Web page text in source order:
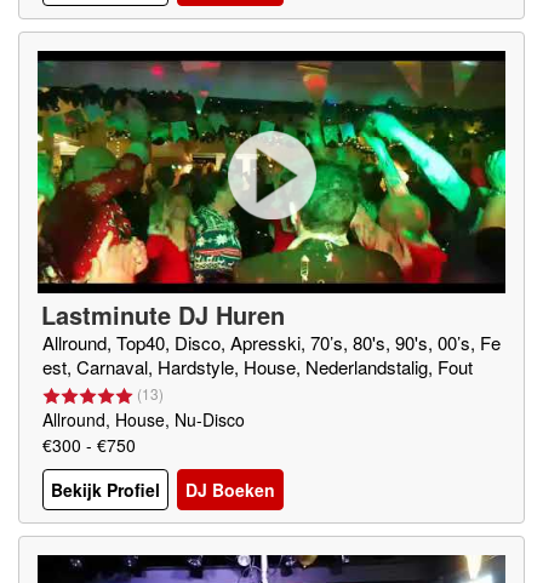
Lastminute DJ Huren
Allround, Top40, Disco, Apresski, 70’s, 80's, 90's, 00’s, Fe
est, Carnaval, Hardstyle, House, Nederlandstalig, Fout
(13)
Allround, House, Nu-Disco
€300 - €750
Bekijk Profiel
DJ Boeken